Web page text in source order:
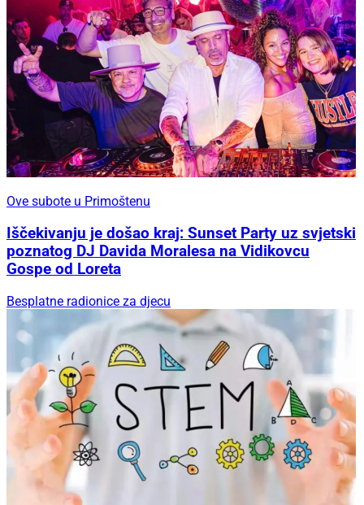
Ove subote u Primoštenu
Iščekivanju je došao kraj: Sunset Party uz svjetski
poznatog DJ Davida Moralesa na Vidikovcu
Gospe od Loreta
Besplatne radionice za djecu